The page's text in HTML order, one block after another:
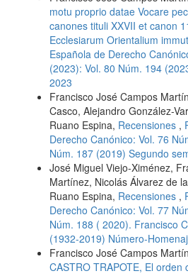
motu proprio datae Vocare
canones tituli XXVII et canon
Ecclesiarum Orientalium
Española de Derecho
(2023): Vol. 80 Núm. 194
2023
Francisco José Campos
Casco, Alejandro González-
Ruano Espina, Recensiones ,
Derecho Canónico: Vol. 76
Núm. 187 (2019) Segundo
José Miguel Viejo-Ximénez,
Martínez, Nicolás Álvarez de
Ruano Espina, Recensiones ,
Derecho Canónico: Vol. 77
Núm. 188 ( 2020). Francisco
(1932-2019) Número-
Francisco José Campos
CASTRO TRAPOTE, El orden